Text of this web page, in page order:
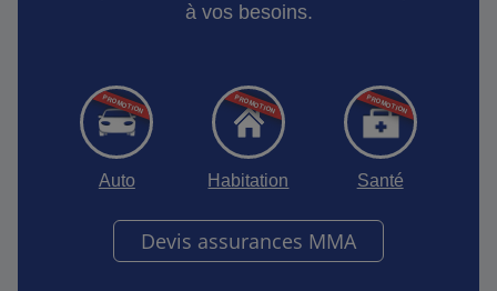
à vos besoins.
Auto Habitation Santé
Devis assurances MMA